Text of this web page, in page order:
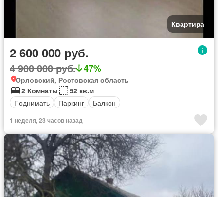
Квартира
2 600 000 руб.
4 900 000 руб. 47%
Орловский, Ростовская область
2 Комнаты
52 кв.м
Поднимать
Паркинг Балкон
1 неделя, 23 часов назад